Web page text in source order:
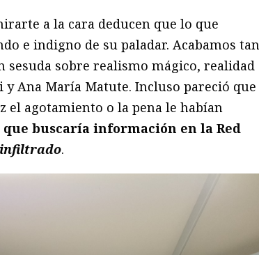
a la cara deducen que lo que
e indigno de su paladar. Acabamos tan
sesuda sobre realismo mágico, realidad
Ana María Matute. Incluso pareció que
agotamiento o la pena le habían
que buscaría información en la Red
.